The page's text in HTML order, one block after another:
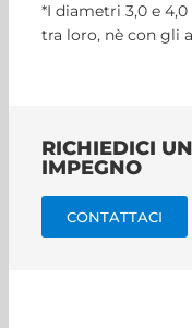
*I diametri 3,0 e
tra loro, nè con gli
RICHIEDICI
IMPEGNO
CONTATTACI